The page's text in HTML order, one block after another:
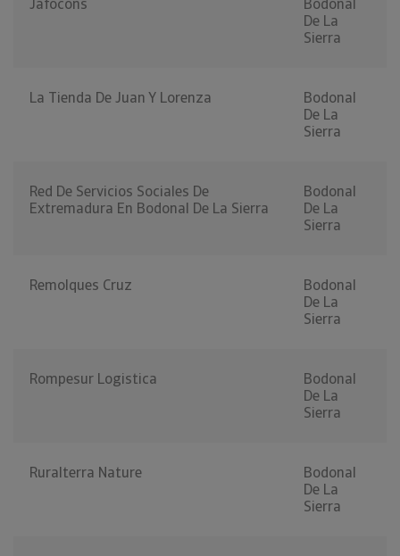
Jafocons
Bodonal
De La
Sierra
La Tienda De Juan Y Lorenza
Bodonal
De La
Sierra
Red De Servicios Sociales De
Extremadura En Bodonal De La Sierra
Bodonal
De La
Sierra
Remolques Cruz
Bodonal
De La
Sierra
Rompesur Logistica
Bodonal
De La
Sierra
Ruralterra Nature
Bodonal
De La
Sierra